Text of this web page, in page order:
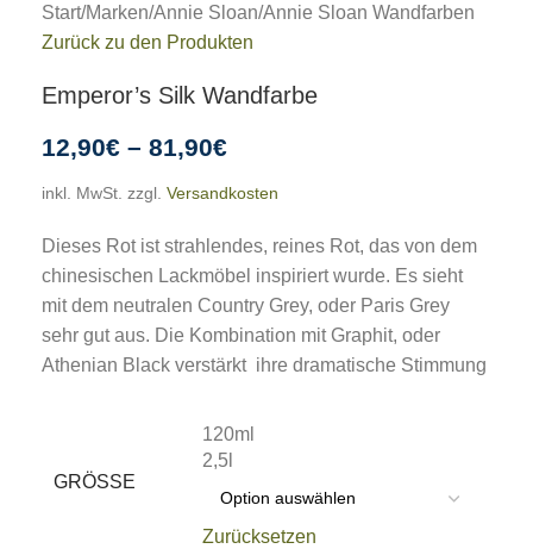
Start/Marken/Annie Sloan/Annie Sloan Wandfarben
Zurück zu den Produkten
Emperor’s Silk Wandfarbe
12,90€ – 81,90€
inkl. MwSt. zzgl. Versandkosten
Dieses Rot ist strahlendes, reines Rot, das von dem
chinesischen Lackmöbel inspiriert wurde. Es sieht
mit dem neutralen Country Grey, oder Paris Grey
sehr gut aus. Die Kombination mit Graphit, oder
Athenian Black verstärkt ihre dramatische Stimmung
GRÖSSE
120ml
2,5l
Zurücksetzen